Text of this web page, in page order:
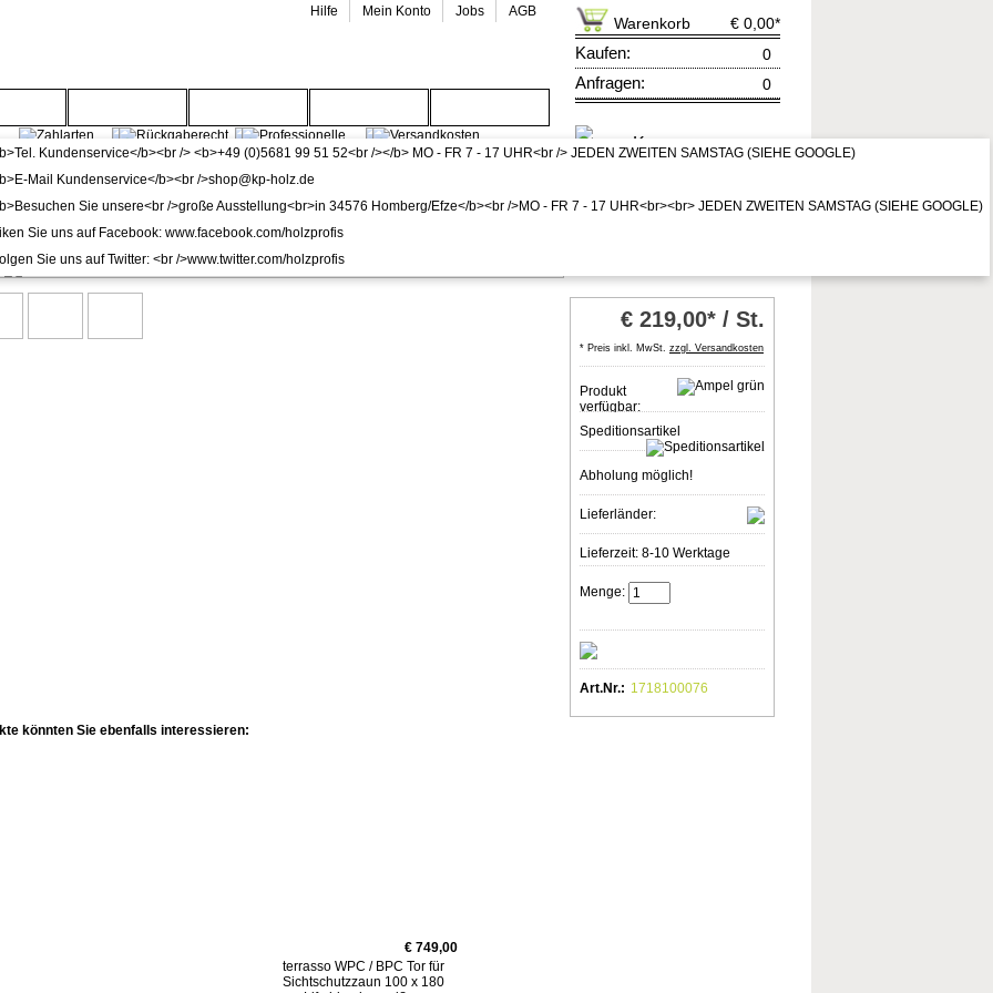
Hilfe Mein Konto Jobs AGB
Warenkorb € 0,00*
Kaufen: 0
Anfragen: 0
zur Kasse
* Preis inkl. MwSt,zzgl. Vers.kosten
Sichtschutzzaun terrasso 180 x 180 cm Life M01 bi-color weiß
€ 219,00* / St.
* Preis inkl. MwSt. zzgl. Versandkosten
Produkt
verfügbar:
Speditionsartikel
Abholung möglich!
Lieferländer:
Lieferzeit: 8-10 Werktage
Menge:
Art.Nr.: 1718100076
könnten Sie ebenfalls interessieren:
€ 749,00
terrasso WPC / BPC Tor für
Sichtschutzzaun 100 x 180